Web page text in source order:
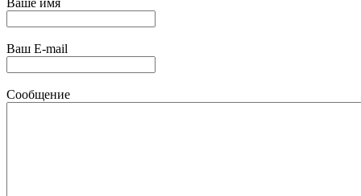
Ваш E-mail
Сообщение